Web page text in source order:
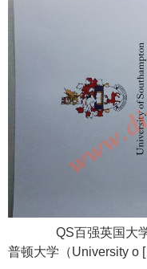
QS百强英国大学，
普顿大学（University o